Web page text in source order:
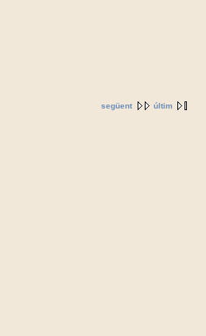
següent últim